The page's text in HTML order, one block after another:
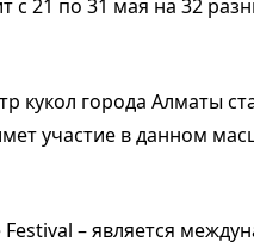
с 21 по 31 мая на 32
кукол города Алматы
участие в данном
– является